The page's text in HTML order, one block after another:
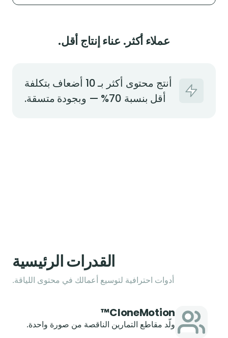
عملاء أكثر. عناء إنتاج أقل.
أنتج محتوى أكثر بـ 10 أضعاف بتكلفة
أقل بنسبة 70% — وبجودة متسقة.
القدرات الرئيسية
أدوات احترافية لتوسيع أعمالك في محتوى اللياقة.
CloneMotion™
ولّد مقاطع التمارين الناقصة من صورة واحدة.